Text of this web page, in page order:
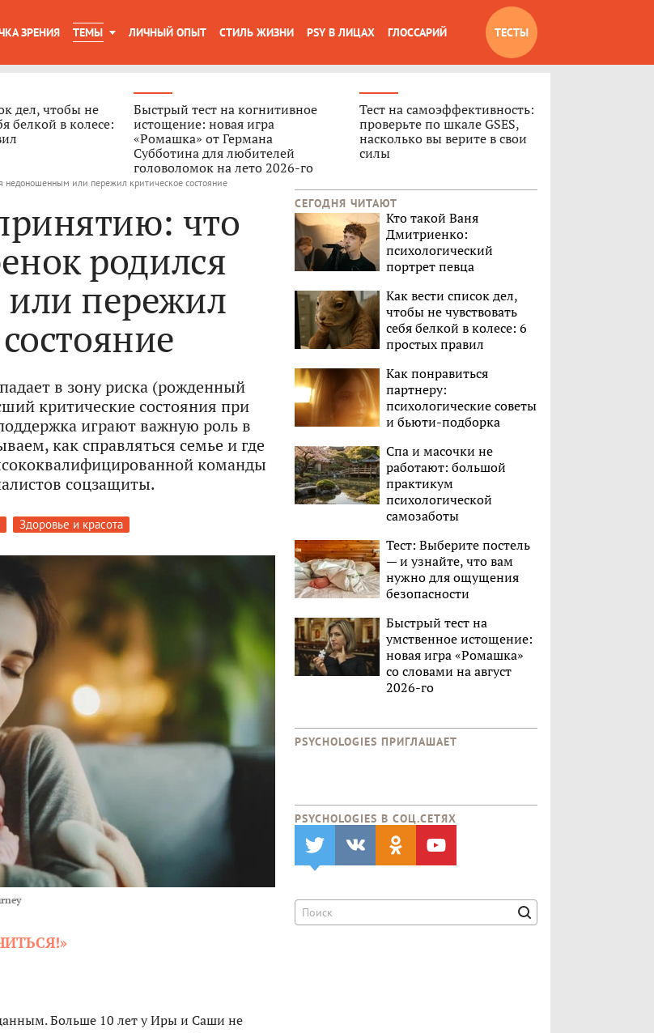
ЗРЕНИЯ ТЕМЫ ЛИЧНЫЙ ОПЫТ СТИЛЬ ЖИЗНИ PSY В ЛИЦАХ ГЛОССАРИЙ ТЕСТЫ
дел, чтобы не
белкой в колесе:
Быстрый тест на когнитивное
истощение: новая игра
«Ромашка» от Германа
Субботина для любителей
головоломок на лето 2026-го
Тест на самоэффективность:
проверьте по шкале GSES,
насколько вы верите в свои
силы
недоношенным или пережил критическое состояние
что
родился
пережил
в зону риска (рожденный
критические состояния при
играют важную роль в
как справляться семье и где
команды
соцзащиты.
Здоровье и красота
Больше 10 лет у Иры и Саши не
СЕГОДНЯ ЧИТАЮТ
Кто такой Ваня
Дмитриенко:
психологический
портрет певца
Как вести список дел,
чтобы не чувствовать
себя белкой в колесе: 6
простых правил
Как понравиться
партнеру:
психологические советы
и бьюти-подборка
Спа и масочки не
работают: большой
практикум
психологической
самозаботы
Тест: Выберите постель
— и узнайте, что вам
нужно для ощущения
безопасности
Быстрый тест на
умственное истощение:
новая игра «Ромашка»
со словами на август
2026-го
PSYCHOLOGIES ПРИГЛАШАЕТ
PSYCHOLOGIES В CОЦ.СЕТЯХ